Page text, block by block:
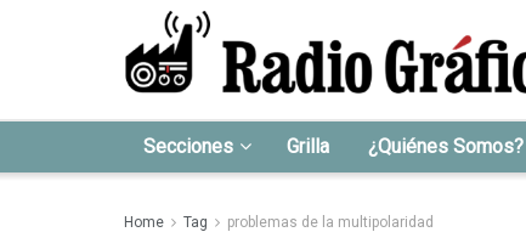
Secciones Grilla ¿Quiénes Somos?
Home Tag problemas de la multipolaridad